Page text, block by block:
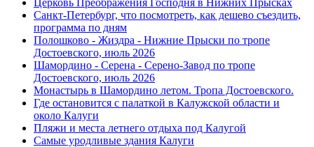
Санкт-Петербург, что посмотреть, как дешево съездить,
программа по дням
Полошково - Жиздра - Нижние Прыски по тропе
Достоевского, июль 2026
Шамордино - Серена - Серено-Завод по тропе
Достоевского, июль 2026
Монастырь в Шамордино летом. Тропа Достоевского.
Где остановится с палаткой в Калужской области и
около Калуги
Пляжи и места летнего отдыха под Калугой
Самые уродливые здания Калуги